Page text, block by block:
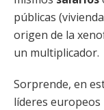
públicas
origen de la
un multiplicador.
Sorprende, en
líderes